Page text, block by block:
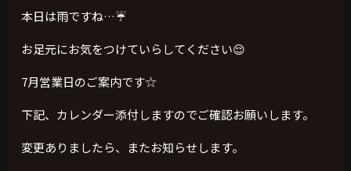
本日は雨ですね…☔️
お足元にお気をつけていらしてください😌
7月営業日のご案内です☆
下記、カレンダー添付しますのでご確認お願いします。
変更ありましたら、またお知らせします。